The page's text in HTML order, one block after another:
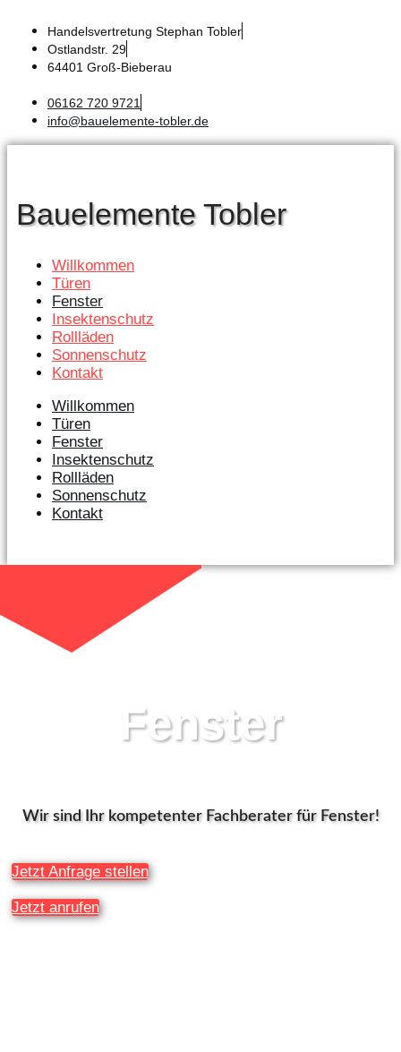
Inhalt
springen
Handelsvertretung Stephan Tobler
Ostlandstr. 29
64401 Groß-Bieberau
06162 720 9721
info@bauelemente-tobler.de
Bauelemente Tobler
Willkommen
Türen
Fenster
Insektenschutz
Rollläden
Sonnenschutz
Kontakt
Willkommen
Türen
Fenster
Insektenschutz
Rollläden
Sonnenschutz
Kontakt
Fenster
Wir sind Ihr kompetenter Fachberater für Fenster!
Jetzt Anfrage stellen
Jetzt anrufen